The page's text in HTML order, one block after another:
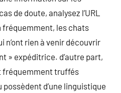
de doute, analysez l’URL
fréquemment, les chats
n’ont rien à venir découvrir
» expéditrice. d’autre part,
fréquemment truffés
possèdent d’une linguistique